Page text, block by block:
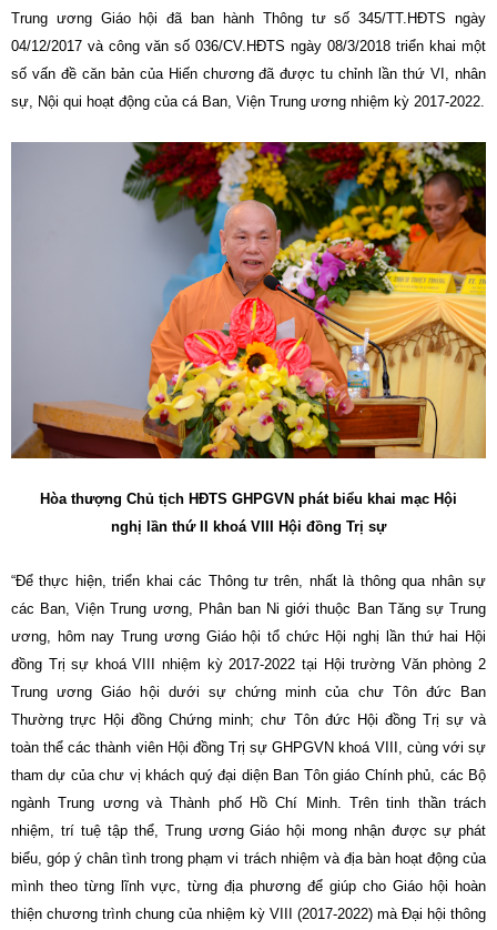
Trung ương Giáo hội đã ban hành Thông tư số 345/TT.HĐTS ngày
04/12/2017 và công văn số 036/CV.HĐTS ngày 08/3/2018 triển khai một
số vấn đề căn bản của Hiến chương đã được tu chỉnh lần thứ VI, nhân
sự, Nội qui hoạt động của cá Ban, Viện Trung ương nhiệm kỳ 2017-2022.
Hòa thượng Chủ tịch HĐTS GHPGVN phát biểu khai mạc Hội
nghị lần thứ II khoá VIII Hội đồng Trị sự
“Để thực hiện, triển khai các Thông tư trên, nhất là thông qua nhân sự
các Ban, Viện Trung ương, Phân ban Ni giới thuộc Ban Tăng sự Trung
ương, hôm nay Trung ương Giáo hội tổ chức Hội nghị lần thứ hai Hội
đồng Trị sự khoá VIII nhiệm kỳ 2017-2022 tại Hội trường Văn phòng 2
Trung ương Giáo hội dưới sự chứng minh của chư Tôn đức Ban
Thường trực Hội đồng Chứng minh; chư Tôn đức Hội đồng Trị sự và
toàn thể các thành viên Hội đồng Trị sự GHPGVN khoá VIII, cùng với sự
tham dự của chư vị khách quý đại diện Ban Tôn giáo Chính phủ, các Bộ
ngành Trung ương và Thành phố Hồ Chí Minh. Trên tinh thần trách
nhiệm, trí tuệ tập thể, Trung ương Giáo hội mong nhận được sự phát
biểu, góp ý chân tình trong phạm vi trách nhiệm và địa bàn hoạt động của
mình theo từng lĩnh vực, từng địa phương để giúp cho Giáo hội hoàn
thiện chương trình chung của nhiệm kỳ VIII (2017-2022) mà Đại hội thông